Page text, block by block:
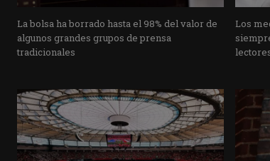
La bolsa ha borrado hasta el 98% del valor de
algunos grandes grupos de prensa
tradicionales
Los